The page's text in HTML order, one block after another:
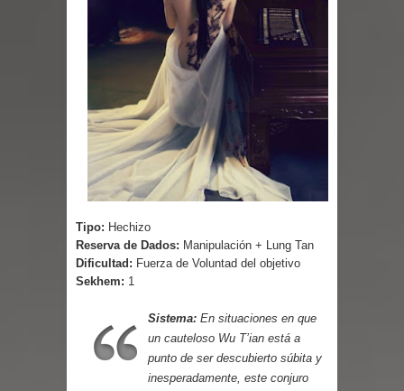
Parte 04: Se Descubre el Pastel
Parte 03: Una Piraña en el Bidé
Parte 02: Los Muertos Gobiernan a
los Vivos
Parte 01: Escondido a Plena Luz
Tipo: Hechizo
Reserva de Dados: Manipulación + Lung Tan
Dificultad: Fuerza de Voluntad del objetivo
Sekhem: 1
Sistema: En situaciones en que
un cauteloso Wu T’ian está a
punto de ser descubierto súbita y
inesperadamente, este conjuro